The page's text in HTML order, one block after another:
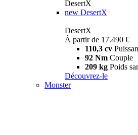
DesertX
new DesertX
DesertX
À partir de 17.490 €
110,3 cv
92 Nm Couple
209 kg Poids
Découvrez-le
Monster